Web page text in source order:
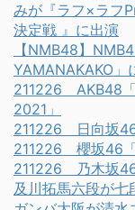
みが『ラフ×ラフ
決定戦 』に出演
【NMB48】
YAMANAKAKO」
211226 AKB48
2021」
211226 日向坂46
211226 櫻坂46「
211226 乃木坂46
及川拓馬六段が七